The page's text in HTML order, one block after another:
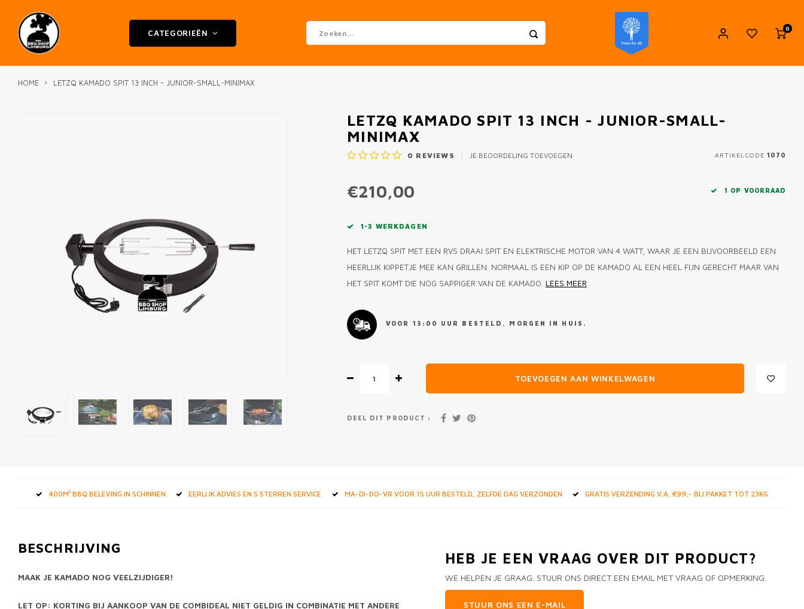
CATEGORIEËN
0
HOME LETZQ KAMADO SPIT 13 INCH - JUNIOR-SMALL-MINIMAX
LETZQ KAMADO SPIT 13 INCH - JUNIOR-SMALL-
MINIMAX
0 REVIEWS JE BEOORDELING TOEVOEGEN ARTIKELCODE 1070
€210,00 1 OP VOORRAAD
1-3 WERKDAGEN
HET LETZQ SPIT MET EEN RVS DRAAI SPIT EN ELEKTRISCHE MOTOR VAN 4 WATT, WAAR JE EEN BIJVOORBEELD EEN
HEERLIJK KIPPETJE MEE KAN GRILLEN. NORMAAL IS EEN KIP OP DE KAMADO AL EEN HEEL FIJN GERECHT MAAR VAN
HET SPIT KOMT DIE NOG SAPPIGER VAN DE KAMADO. LEES MEER
VOOR 13:00 UUR BESTELD, MORGEN IN HUIS.
TOEVOEGEN AAN WINKELWAGEN
DEEL DIT PRODUCT :
400M² BBQ BELEVING IN SCHINNEN EERLIJK ADVIES EN 5 STERREN SERVICE MA-DI-DO-VR VOOR 15 UUR BESTELD, ZELFDE DAG VERZONDEN GRATIS VERZENDING V.A. €99,- BIJ PAKKET TOT 23KG
BESCHRIJVING
MAAK JE KAMADO NOG VEELZIJDIGER!
LET OP: KORTING BIJ AANKOOP VAN DE COMBIDEAL NIET GELDIG IN COMBINATIE MET ANDERE
HEB JE EEN VRAAG OVER DIT PRODUCT?
WE HELPEN JE GRAAG. STUUR ONS DIRECT EEN EMAIL MET VRAAG OF OPMERKING.
STUUR ONS EEN E-MAIL